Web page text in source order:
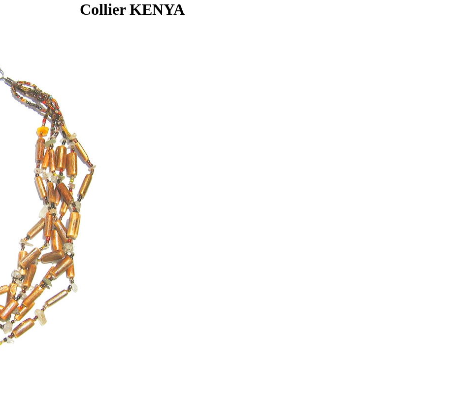
Collier KENYA